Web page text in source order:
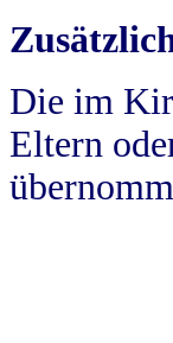
Die im
Eltern